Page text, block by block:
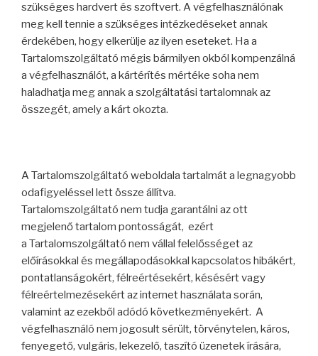
szükséges hardvert és szoftvert. A végfelhasználónak
meg kell tennie a szükséges intézkedéseket annak
érdekében, hogy elkerülje az ilyen eseteket. Ha a
Tartalomszolgáltató mégis bármilyen okból kompenzálná
a végfelhasználót, a kártérítés mértéke soha nem
haladhatja meg annak a szolgáltatási tartalomnak az
összegét, amely a kárt okozta.
A Tartalomszolgáltató weboldala tartalmát a legnagyobb
odafigyeléssel lett össze állítva.
Tartalomszolgáltató nem tudja garantálni az ott
megjelenő tartalom pontosságát, ezért
a Tartalomszolgáltató nem vállal felelősséget az
előírásokkal és megállapodásokkal kapcsolatos hibákért,
pontatlanságokért, félreértésekért, késésért vagy
félreértelmezésekért az internet használata során,
valamint az ezekből adódó következményekért. A
végfelhasználó nem jogosult sérült, törvénytelen, káros,
fenyegető, vulgáris, lekezelő, taszító üzenetek írására,